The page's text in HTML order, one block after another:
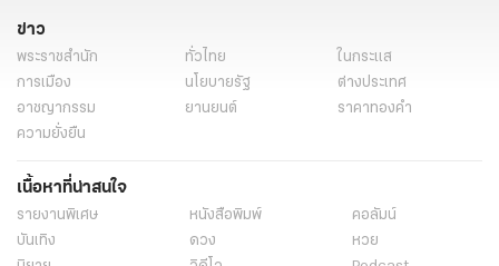
ข่าว
พระราชสำนัก ทั่วไทย
ในกระแส
การเมือง
นโยบายรัฐ
ต่างประเทศ
อาชญากรรม
ยานยนต์
ราคาทองคำ
ความยั่งยืน
เนื้อหาที่น่าสนใจ
รายงานพิเศษ หนังสือพิมพ์
คอลัมน์
บันเทิง
ดวง
หวย